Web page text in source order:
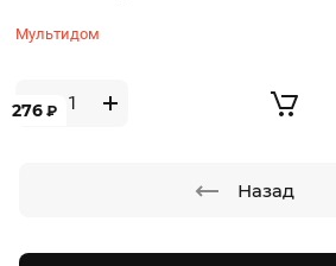
Мультидом
276 ₽
Назад